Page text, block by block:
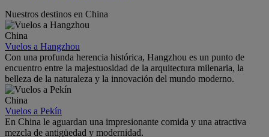
Nuestros destinos en China
China
Vuelos a Hangzhou
Con una profunda herencia histórica, Hangzhou es un punto de
encuentro entre la majestuosidad de la arquitectura milenaria, la
belleza de la naturaleza y la innovación del mundo moderno.
China
Vuelos a Pekín
En China le aguardan una impresionante comida y una atractiva
mezcla de antigüedad y modernidad.